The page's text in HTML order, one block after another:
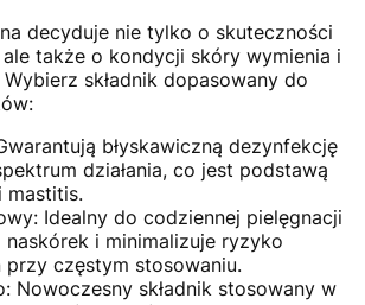
decyduje nie tylko o skuteczności
także o kondycji skóry wymienia i
składnik dopasowany do
błyskawiczną dezynfekcję
działania, co jest podstawą
mastitis.
Idealny do codziennej pielęgnacji
naskórek i minimalizuje ryzyko
przy częstym stosowaniu.
Nowoczesny składnik stosowany w